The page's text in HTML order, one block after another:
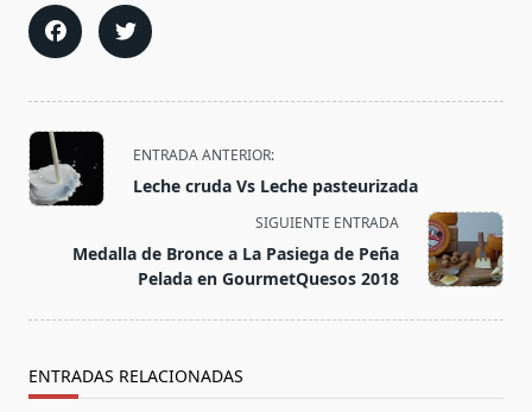
<span
class="nav-
subtitle
reader-
text">Página</span>
ENTRADA ANTERIOR:
Leche cruda Vs Leche pasteurizada
SIGUIENTE ENTRADA
Medalla de Bronce a La Pasiega de Peña
Pelada en GourmetQuesos 2018
ENTRADAS RELACIONADAS